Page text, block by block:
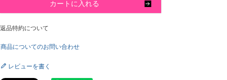
カートに入れる
返品特約について
商品についてのお問い合わせ
レビューを書く